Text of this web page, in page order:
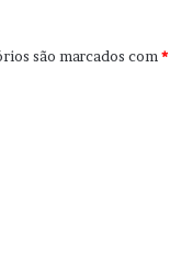
são marcados com*